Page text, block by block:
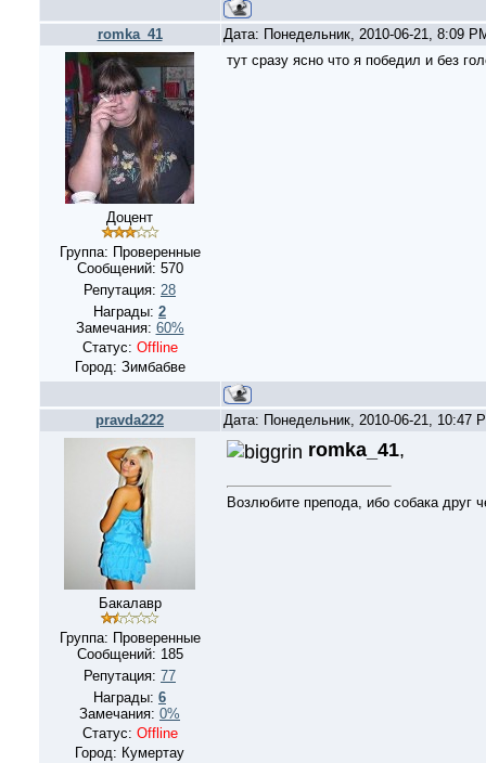
romka_41 Дата: Понедельник, 2010-06-21, 8:09
Доцент
Группа: Проверенные
Сообщений: 570
Репутация: 28
Награды: 2
Замечания: 60%
Статус: Offline
Город: Зимбабве
тут сразу ясно что я победил и без
pravda222 Дата: Понедельник, 2010-06-21, 10:47
Бакалавр
Группа: Проверенные
Сообщений: 185
Репутация: 77
Награды: 6
Замечания: 0%
Статус: Offline
Город: Кумертау
romka_41,
Возлюбите препода, ибо собака друг